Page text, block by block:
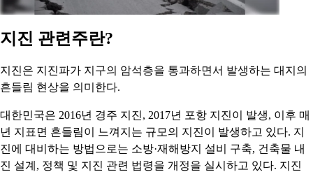
지진 관련주란?
지진은 지진파가 지구의 암석층을 통과하면서 발생하는 대지의
흔들림 현상을 의미한다.
대한민국은 2016년 경주 지진, 2017년 포항 지진이 발생, 이후 매
년 지표면 흔들림이 느껴지는 규모의 지진이 발생하고 있다. 지
진에 대비하는 방법으로는 소방·재해방지 설비 구축, 건축물 내
진 설계, 정책 및 지진 관련 법령을 개정을 실시하고 있다. 지진